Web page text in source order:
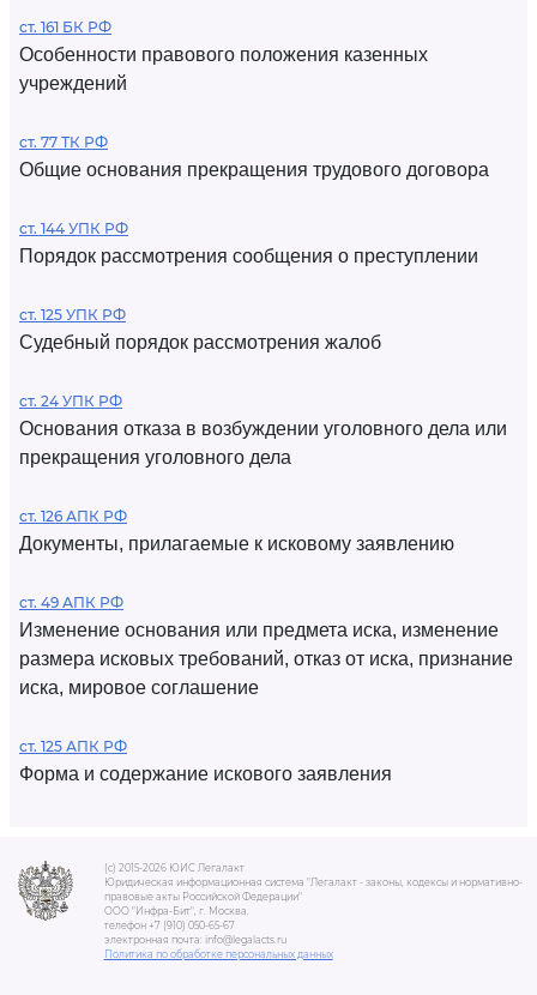
ст. 161 БК РФ
Особенности правового положения казенных
учреждений
ст. 77 ТК РФ
Общие основания прекращения трудового договора
ст. 144 УПК РФ
Порядок рассмотрения сообщения о преступлении
ст. 125 УПК РФ
Судебный порядок рассмотрения жалоб
ст. 24 УПК РФ
Основания отказа в возбуждении уголовного дела или
прекращения уголовного дела
ст. 126 АПК РФ
Документы, прилагаемые к исковому заявлению
ст. 49 АПК РФ
Изменение основания или предмета иска, изменение
размера исковых требований, отказ от иска, признание
иска, мировое соглашение
ст. 125 АПК РФ
Форма и содержание искового заявления
(c) 2015-2026 ЮИС Легалакт
Юридическая информационная система "Легалакт - законы, кодексы и нормативно-
правовые акты Российской Федерации"
ООО "Инфра-Бит", г. Москва.
телефон +7 (910) 050-65-67
электронная почта: info@legalacts.ru
Политика по обработке персональных данных